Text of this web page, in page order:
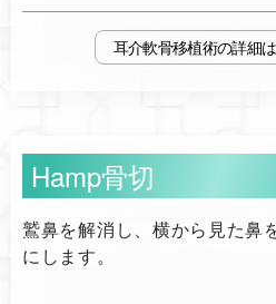
耳介軟骨移植術
Hamp骨切
鷲鼻を解消し、横から見た鼻
にします。